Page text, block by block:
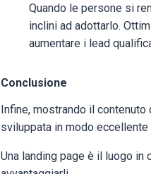
Quando le persone si
inclini ad adottarlo.
aumentare i lead
Conclusione
Infine, mostrando il contenuto
sviluppata in modo
Una landing page è il luogo